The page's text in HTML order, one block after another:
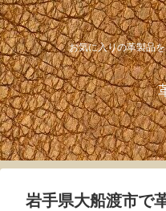
お気に入りの革製品
岩手県大船渡市で